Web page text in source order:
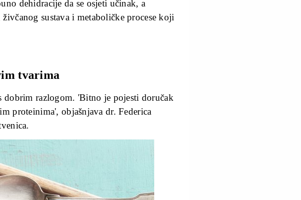
dehidracije da se osjeti učinak, a
sustava i metaboličke procese koji
tvarima
razlogom. 'Bitno je pojesti doručak
proteinima', objašnjava dr. Federica